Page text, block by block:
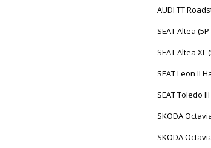
AUDI TT
SEAT Altea
SEAT Altea XL
SEAT Leon II
SEAT Toledo
SKODA
SKODA